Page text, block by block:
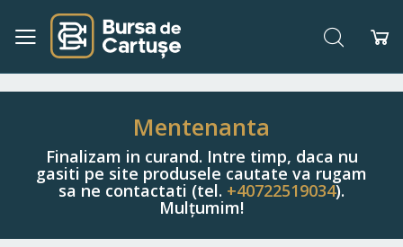
Navigați
Conținut
Căutare
Mentenanta
Finalizam in curand. Intre timp, daca nu
gasiti pe site produsele cautate va rugam
sa ne contactati (tel. +40722519034).
Mulțumim!